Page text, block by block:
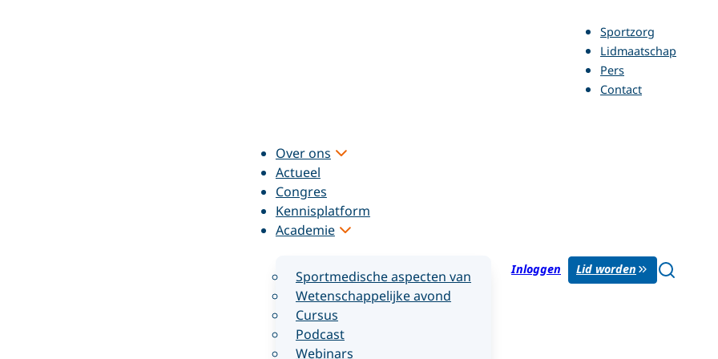
Sportzorg
Lidmaatschap
Pers
Contact
Over ons
Actueel
Congres
Kennisplatform
Academie
Sportmedische aspecten van
Wetenschappelijke avond
Cursus
Podcast
Webinars
Inloggen Lid worden